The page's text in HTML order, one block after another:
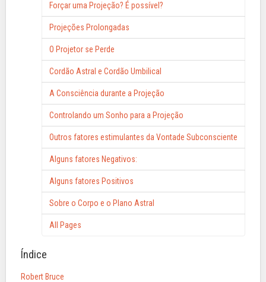
Forçar uma Projeção? É possível?
Projeções Prolongadas
O Projetor se Perde
Cordão Astral e Cordão Umbilical
A Consciência durante a Projeção
Controlando um Sonho para a Projeção
Outros fatores estimulantes da Vontade Subconsciente
Alguns fatores Negativos:
Alguns fatores Positivos
Sobre o Corpo e o Plano Astral
All Pages
Índice
Robert Bruce